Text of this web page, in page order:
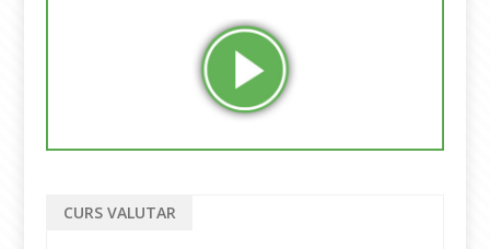
CURS VALUTAR